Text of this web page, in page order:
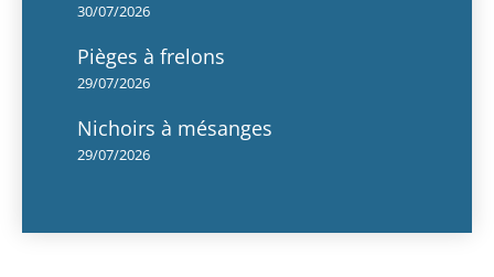
30/07/2026
Pièges à frelons
29/07/2026
Nichoirs à mésanges
29/07/2026